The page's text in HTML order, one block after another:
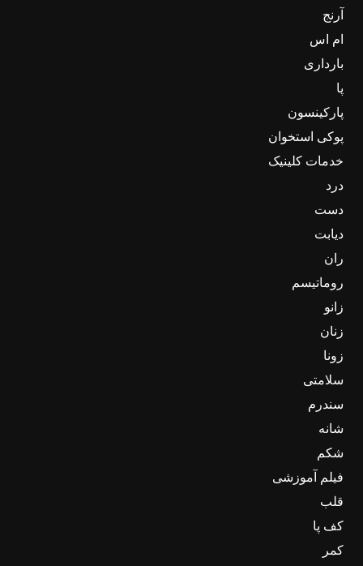
آرنج
ام اس
بارداری
پا
پارکینسون
پوکی استخوان
خدمات کلینیک
درد
دست
دیابت
ران
روماتیسم
زانو
زنان
زونا
سلامتی
سندرم
شانه
شکم
فیلم آموزشی
قلب
کف پا
کمر